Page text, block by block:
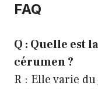
FAQ
Q : Quelle est
cérumen ?
R : Elle varie